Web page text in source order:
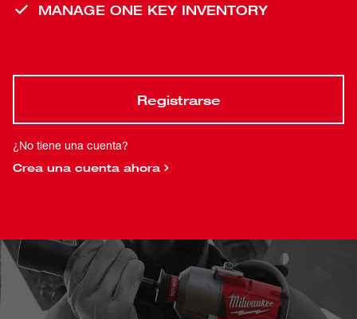
MANAGE ONE KEY INVENTORY
Registrarse
¿No tiene una cuenta?
Crea una cuenta ahora